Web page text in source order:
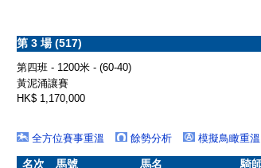
第 3 場 (517)
第四班 - 1200米 - (60-40)
黃泥涌讓賽
HK$ 1,170,000
全方位賽事重溫 餘勢分析 模擬鳥瞰重溫
名次 馬號 馬名 騎